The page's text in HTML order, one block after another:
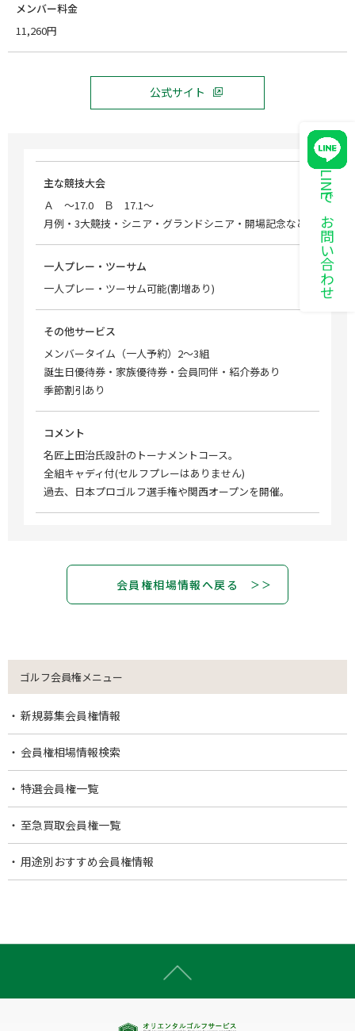
LINEでお問い合わせ
メンバー料金
11,260円
公式サイト
主な競技大会
Ａ ～17.0 Ｂ 17.1～
月例・3大競技・シニア・グランドシニア・開場記念など
一人プレー・ツーサム
一人プレー・ツーサム可能(割増あり)
その他サービス
メンバータイム（一人予約）2～3組
誕生日優待券・家族優待券・会員同伴・紹介券あり
季節割引あり
コメント
名匠上田治氏設計のトーナメントコース。
全組キャディ付(セルフプレーはありません)
過去、日本プロゴルフ選手権や関西オープンを開催。
会員権相場情報へ戻る
ゴルフ会員権メニュー
新規募集会員権情報
会員権相場情報検索
特選会員権一覧
至急買取会員権一覧
用途別おすすめ会員権情報